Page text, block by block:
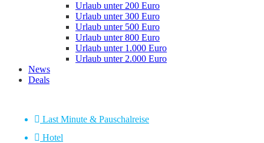
Urlaub unter 200 Euro
Urlaub unter 300 Euro
Urlaub unter 500 Euro
Urlaub unter 800 Euro
Urlaub unter 1.000 Euro
Urlaub unter 2.000 Euro
News
Deals
Last Minute & Pauschalreise
Hotel